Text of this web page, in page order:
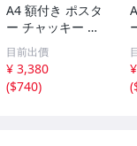
A4 額付き ポスタ
ー チャッキー ア
ンディ Andy Bar
clay 写真 Child's
Play カワイイ Ch
ucky チャイルド
目前出價
¥ 3,380
($740)
(